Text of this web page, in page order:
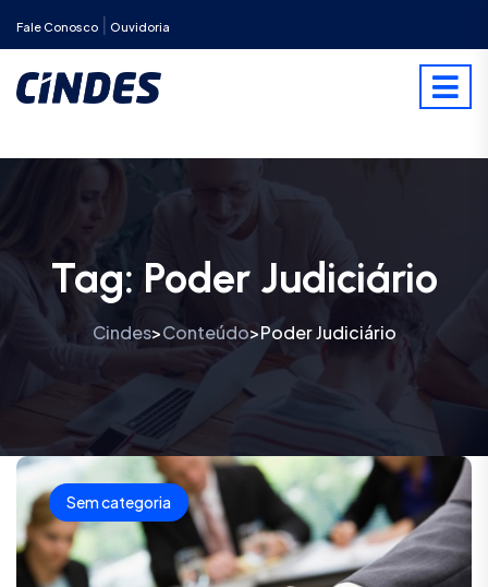
Fale Conosco Ouvidoria
Tag: Poder Judiciário
Cindes>Conteúdo>Poder Judiciário
Sem categoria